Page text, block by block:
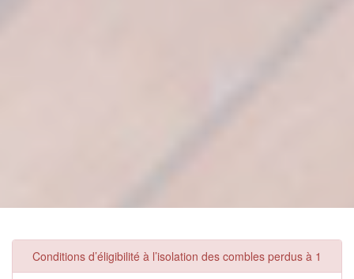
Conditions d’éligibilité à l’isolation des combles perdus à 1